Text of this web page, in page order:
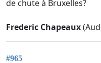
de chute à Bruxelles?
Frederic Chapeaux
#965